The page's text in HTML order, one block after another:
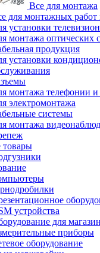
Все для монтажа
для монтажных работ
установки
монтажа оптических
продукция
установки
монтажа телефонии
электромонтажа
системы
монтажа
товары
устройства
для
приборы
оборудование